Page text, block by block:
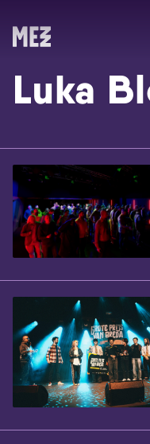
Luka